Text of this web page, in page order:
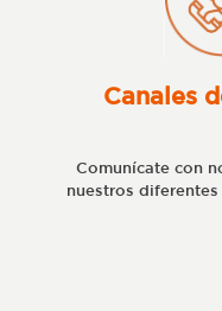
Canales
Comunícate con
nuestros